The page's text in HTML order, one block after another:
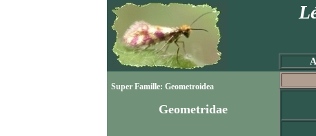
Super Famille: Geometroidea
Geometridae